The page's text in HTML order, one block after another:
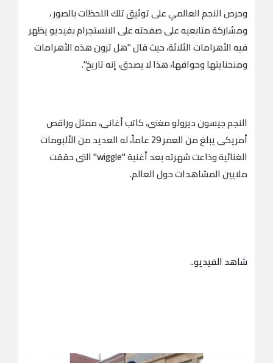
وحرص النجم العالمي على توثيق تلك اللحظات بالصور ،
ومشاركة متابعيه على صفحته على الانستجرام بفيديو يظهر
فيه الأهرامات الثلاثة، حيث قال "هل ترون هذه الأهرامات
ومنحنايتها وحوافها، هذا لا يصدق، إنه تاريخ".
النجم جيسون ديرولو مغنى، كاتب أغانى، ممثل وراقص
أمريكى يبلغ من العمر 29 عاماً، له العديد من الألبومات
الغنائية وذاعت شهرته بعد أغنية "wiggle" التى حققت
ملايين المشاهدات حول العالم.
شاهد الفيديو..